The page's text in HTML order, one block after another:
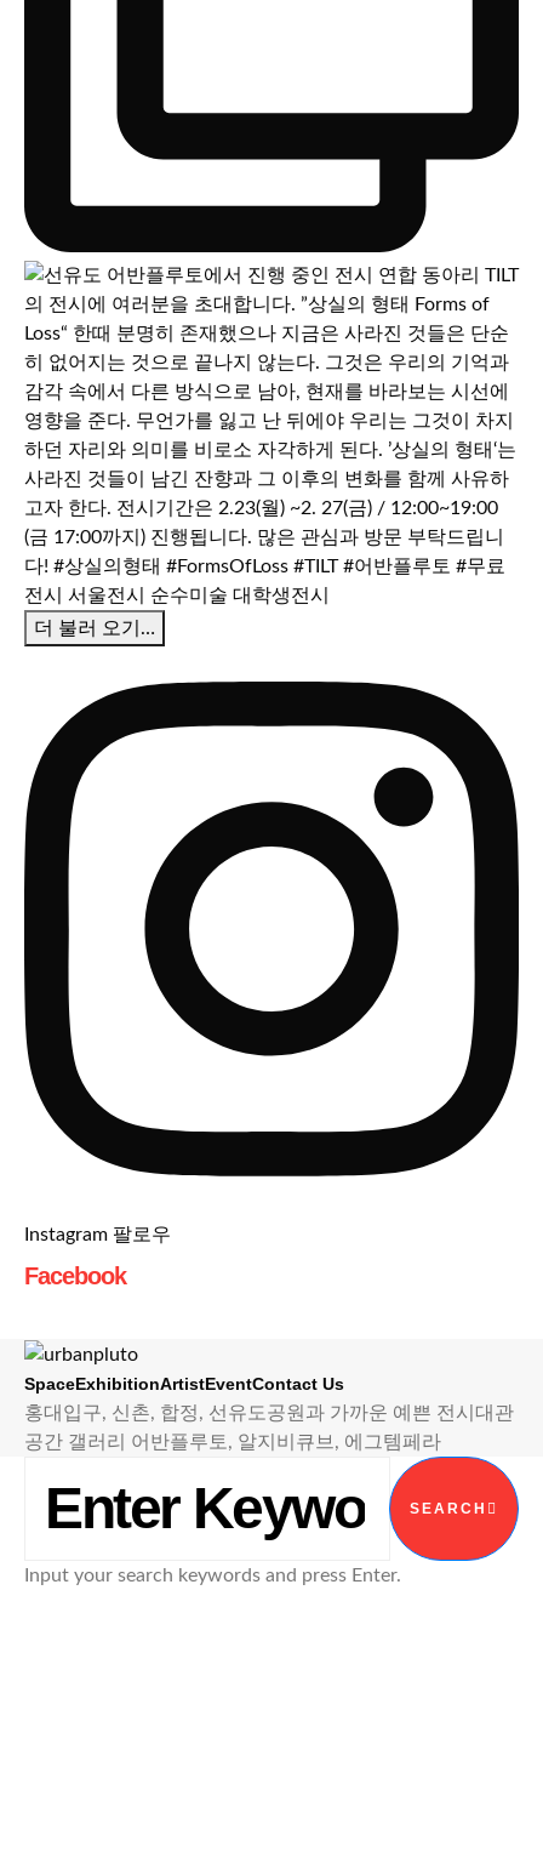
더 불러 오기…
Instagram 팔로우
Facebook
SpaceExhibitionArtistEventContact Us
홍대입구, 신촌, 합정, 선유도공원과 가까운 예쁜 전시대관
공간 갤러리 어반플루토, 알지비큐브, 에그템페라
SEARCH
Input your search keywords and press Enter.